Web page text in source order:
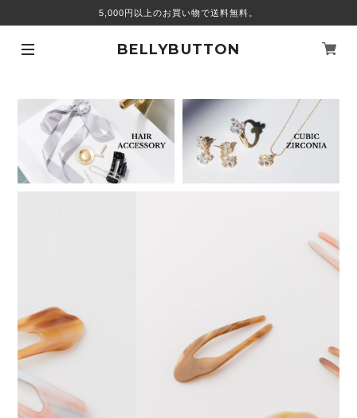
5,000円以上のお買い物で送料無料。
BELLYBUTTON